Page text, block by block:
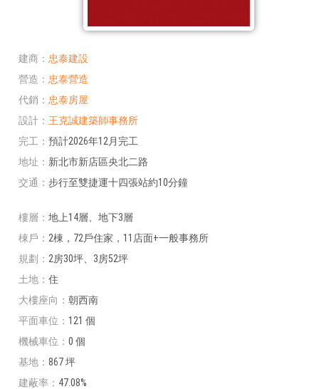
建商
忠泰建設
營造
忠泰營造
代銷
忠泰房屋
設計
王克誠建築師事務所
完工
預計2026年12月完工
地址
新北市新店區央北二路
交通
步行至雙捷運十四張站約10分鐘
樓層
地上14層、地下3層
棟戶
2棟，72戶住家，11店面+一般事務所
規劃
2房30坪、3房52坪
土地
住
大樓座向
朝西南
平面車位
121 個
機械車位
0 個
基地
867 坪
建蔽率
47.08%